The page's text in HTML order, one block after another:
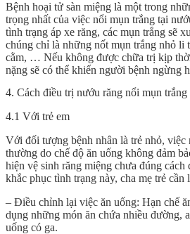
Bệnh hoại tử sàn miệng là một trong
trọng nhất của việc nổi mụn trắng tại
tình trạng áp xe răng, các mụn trắng sẽ
chúng chỉ là những nốt mụn trắng nhỏ li
cằm, … Nếu không được chữa trị kịp
nặng sẽ có thể khiến người bệnh ngừng
4. Cách điều trị nướu răng nổi mụn trắng
4.1 Với trẻ em
Với đối tượng bệnh nhân là trẻ nhỏ, việc
thường do chế độ ăn uống không đảm
hiện vệ sinh răng miệng chưa đúng
khắc phục tình trạng này, cha mẹ trẻ cần
– Điều chỉnh lại việc ăn uống: Hạn chế
dụng những món ăn chứa nhiều đường,
uống có ga.